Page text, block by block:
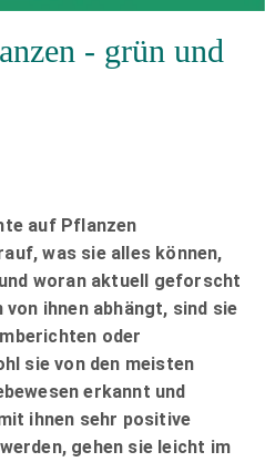
- grün und
auf Pflanzen
was sie alles können,
woran aktuell geforscht
ihnen abhängt, sind sie
oder
sie von den meisten
erkannt und
ihnen sehr positive
gehen sie leicht im